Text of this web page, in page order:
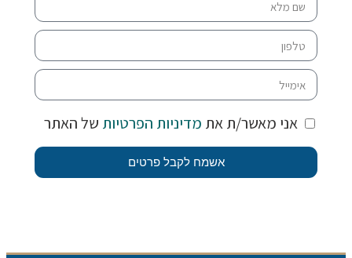
אני מאשר/ת את מדיניות הפרטיות של האתר
אשמח לקבל פרטים